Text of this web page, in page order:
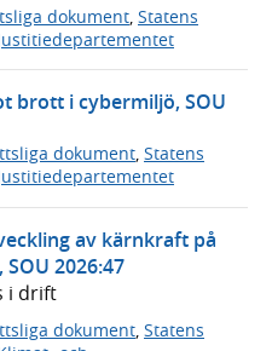
dokument Statens
brott i cybermiljö, SOU
dokument, Statens
av kärnkraft på
2026:47
i drift
dokument, Statens